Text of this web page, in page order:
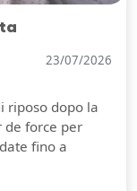
23/07/2026
riposo dopo la
de force per
fino a